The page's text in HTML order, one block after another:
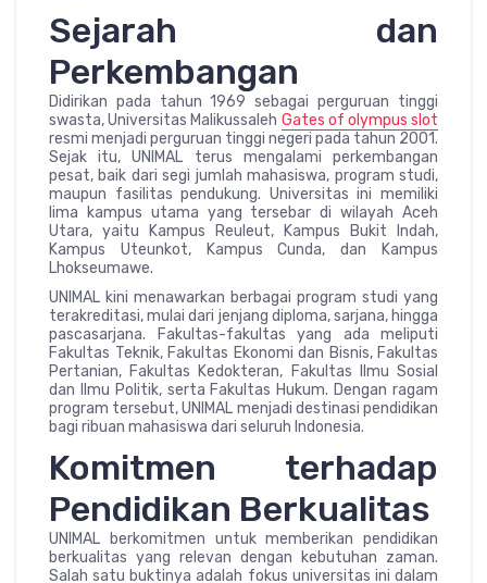
Sejarah dan
Perkembangan
Didirikan pada tahun 1969 sebagai perguruan tinggi
swasta, Universitas Malikussaleh Gates of olympus slot
resmi menjadi perguruan tinggi negeri pada tahun 2001.
Sejak itu, UNIMAL terus mengalami perkembangan
pesat, baik dari segi jumlah mahasiswa, program studi,
maupun fasilitas pendukung. Universitas ini memiliki
lima kampus utama yang tersebar di wilayah Aceh
Utara, yaitu Kampus Reuleut, Kampus Bukit Indah,
Kampus Uteunkot, Kampus Cunda, dan Kampus
Lhokseumawe.
UNIMAL kini menawarkan berbagai program studi yang
terakreditasi, mulai dari jenjang diploma, sarjana, hingga
pascasarjana. Fakultas-fakultas yang ada meliputi
Fakultas Teknik, Fakultas Ekonomi dan Bisnis, Fakultas
Pertanian, Fakultas Kedokteran, Fakultas Ilmu Sosial
dan Ilmu Politik, serta Fakultas Hukum. Dengan ragam
program tersebut, UNIMAL menjadi destinasi pendidikan
bagi ribuan mahasiswa dari seluruh Indonesia.
Komitmen terhadap
Pendidikan Berkualitas
UNIMAL berkomitmen untuk memberikan pendidikan
berkualitas yang relevan dengan kebutuhan zaman.
Salah satu buktinya adalah fokus universitas ini dalam